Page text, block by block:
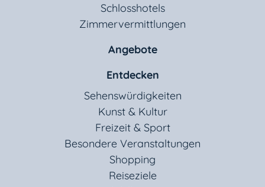
Schlosshotels
Zimmervermittlungen
Angebote
Entdecken
Sehenswürdigkeiten
Kunst & Kultur
Freizeit & Sport
Besondere Veranstaltungen
Shopping
Reiseziele